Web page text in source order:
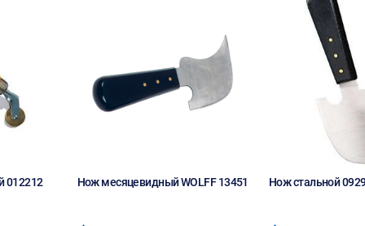
012212 Нож месяцевидный WOLFF 13451 Нож стальной